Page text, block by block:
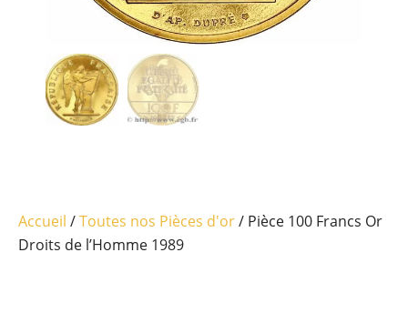
Accueil /Toutes nos Pièces d'or/ Pièce 100 Francs Or
Droits de l’Homme 1989